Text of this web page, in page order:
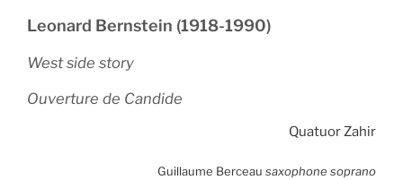
⁠Leonard Bernstein (1918-1990)
West side story ⁠
Ouverture de Candide ⁠
Quatuor Zahir
Guillaume Berceau saxophone soprano